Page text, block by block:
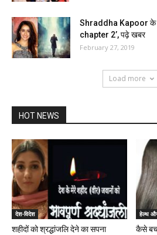
Shraddha Kapoor के
chapter 2’, पढ़े खबर
February 27, 2019
Load more
HOT NEWS
देश-विदेश
शहीदों को श्रद्धांजलि देने का सपना
हेल्थ
कैसे